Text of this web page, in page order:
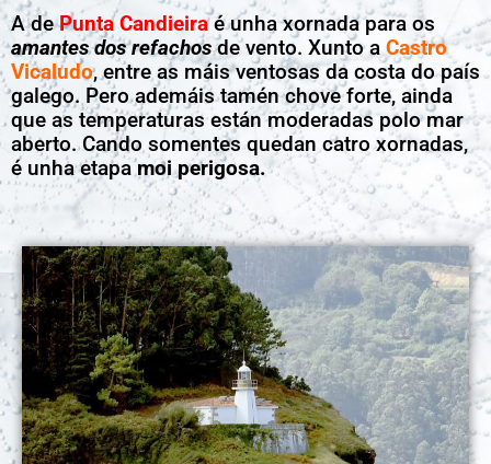
A dePunta Candieiraé unha xornada para os
amantes dos refachosde vento. Xunto aCastro
Vicaludo, entre as máis ventosas da costa do país
galego. Pero ademáis tamén chove forte, ainda
que as temperaturas están moderadas polo mar
aberto. Cando somentes quedan catro xornadas,
é unha etapamoi perigosa.